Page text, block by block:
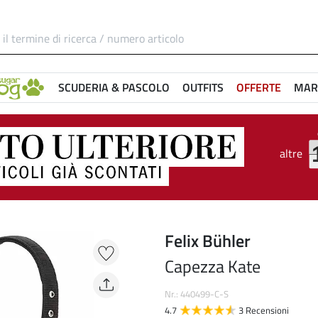
SCUDERIA & PASCOLO OUTFITS OFFERTE
altre
Felix Bühler
Capezza Kate
Nr.: 440499-C-S
4.7
3 Recensioni